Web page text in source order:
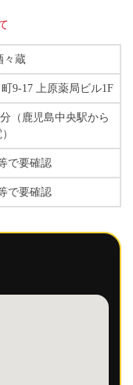
々蔵
9-17 上原薬局ビル1F
（鹿児島中央駅から
で要確認
で要確認